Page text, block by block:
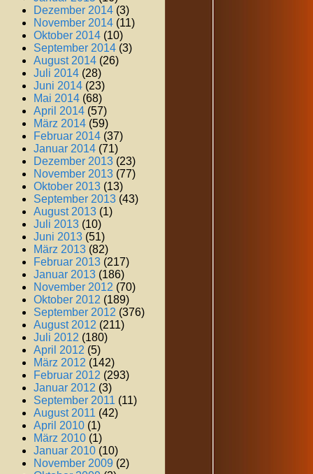
Dezember 2014 (3)
November 2014 (11)
Oktober 2014 (10)
September 2014 (3)
August 2014 (26)
Juli 2014 (28)
Juni 2014 (23)
Mai 2014 (68)
April 2014 (57)
März 2014 (59)
Februar 2014 (37)
Januar 2014 (71)
Dezember 2013 (23)
November 2013 (77)
Oktober 2013 (13)
September 2013 (43)
August 2013 (1)
Juli 2013 (10)
Juni 2013 (51)
März 2013 (82)
Februar 2013 (217)
Januar 2013 (186)
November 2012 (70)
Oktober 2012 (189)
September 2012 (376)
August 2012 (211)
Juli 2012 (180)
April 2012 (5)
März 2012 (142)
Februar 2012 (293)
Januar 2012 (3)
September 2011 (11)
August 2011 (42)
April 2010 (1)
März 2010 (1)
Januar 2010 (10)
November 2009 (2)